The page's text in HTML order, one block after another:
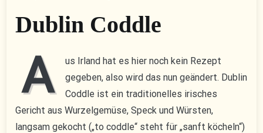
Dublin Coddle
A
us Irland hat es hier noch kein Rezept
gegeben, also wird das nun geändert. Dublin
Coddle ist ein traditionelles irisches
Gericht aus Wurzelgemüse, Speck und Würsten,
langsam gekocht („to coddle“ steht für „sanft köcheln“)